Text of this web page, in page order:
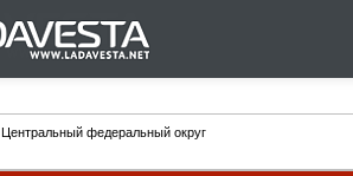
Центральный федеральный округ